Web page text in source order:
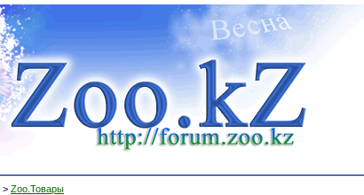
> Zoo.Товары